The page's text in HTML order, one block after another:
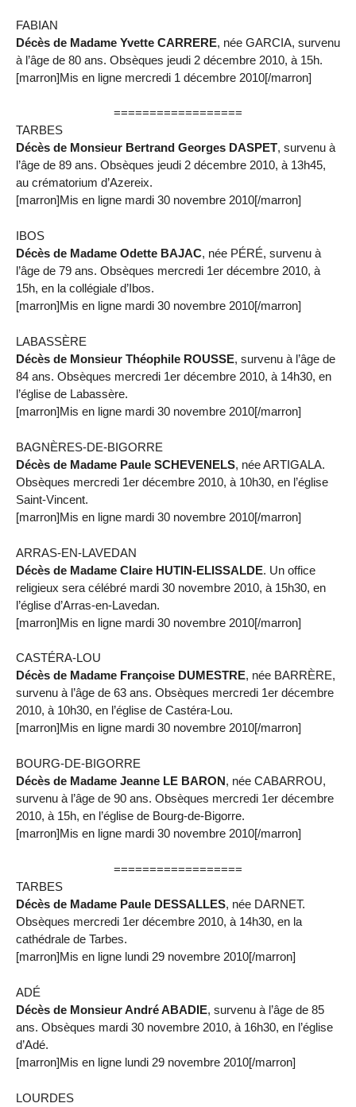
FABIAN
Décès de Madame Yvette CARRERE, née GARCIA, survenu
à l’âge de 80 ans. Obsèques jeudi 2 décembre 2010, à 15h.
[marron]Mis en ligne mercredi 1 décembre 2010[/marron]
==================
TARBES
Décès de Monsieur Bertrand Georges DASPET, survenu à
l’âge de 89 ans. Obsèques jeudi 2 décembre 2010, à 13h45,
au crématorium d’Azereix.
[marron]Mis en ligne mardi 30 novembre 2010[/marron]
IBOS
Décès de Madame Odette BAJAC, née PÉRÉ, survenu à
l’âge de 79 ans. Obsèques mercredi 1er décembre 2010, à
15h, en la collégiale d’Ibos.
[marron]Mis en ligne mardi 30 novembre 2010[/marron]
LABASSÈRE
Décès de Monsieur Théophile ROUSSE, survenu à l’âge de
84 ans. Obsèques mercredi 1er décembre 2010, à 14h30, en
l’église de Labassère.
[marron]Mis en ligne mardi 30 novembre 2010[/marron]
BAGNÈRES-DE-BIGORRE
Décès de Madame Paule SCHEVENELS, née ARTIGALA.
Obsèques mercredi 1er décembre 2010, à 10h30, en l’église
Saint-Vincent.
[marron]Mis en ligne mardi 30 novembre 2010[/marron]
ARRAS-EN-LAVEDAN
Décès de Madame Claire HUTIN-ELISSALDE. Un office
religieux sera célébré mardi 30 novembre 2010, à 15h30, en
l’église d’Arras-en-Lavedan.
[marron]Mis en ligne mardi 30 novembre 2010[/marron]
CASTÉRA-LOU
Décès de Madame Françoise DUMESTRE, née BARRÈRE,
survenu à l’âge de 63 ans. Obsèques mercredi 1er décembre
2010, à 10h30, en l’église de Castéra-Lou.
[marron]Mis en ligne mardi 30 novembre 2010[/marron]
BOURG-DE-BIGORRE
Décès de Madame Jeanne LE BARON, née CABARROU,
survenu à l’âge de 90 ans. Obsèques mercredi 1er décembre
2010, à 15h, en l’église de Bourg-de-Bigorre.
[marron]Mis en ligne mardi 30 novembre 2010[/marron]
==================
TARBES
Décès de Madame Paule DESSALLES, née DARNET.
Obsèques mercredi 1er décembre 2010, à 14h30, en la
cathédrale de Tarbes.
[marron]Mis en ligne lundi 29 novembre 2010[/marron]
ADÉ
Décès de Monsieur André ABADIE, survenu à l’âge de 85
ans. Obsèques mardi 30 novembre 2010, à 16h30, en l’église
d’Adé.
[marron]Mis en ligne lundi 29 novembre 2010[/marron]
LOURDES